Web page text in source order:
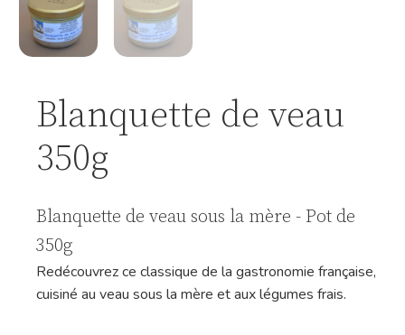
Blanquette de veau
350g
Blanquette de veau sous la mère - Pot de
350g
Redécouvrez ce classique de la gastronomie française,
cuisiné au veau sous la mère et aux légumes frais.